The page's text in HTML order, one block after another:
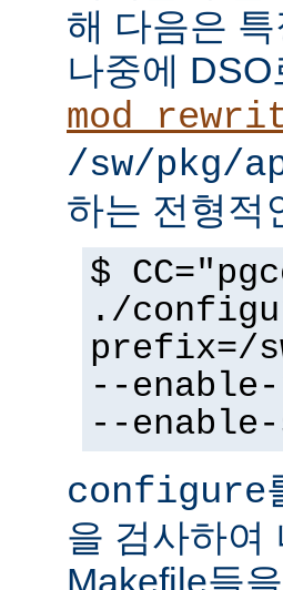
해 다음은
나중에
/sw/pkg/
하는 전형적
$
./
prefix=/
--
--
configure
을 검사하여
Makefile들